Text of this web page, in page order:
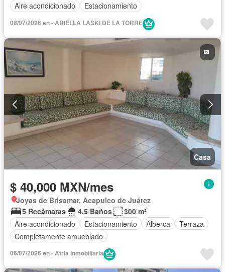
Aire acondicionado
Estacionamiento
08/07/2026 en - ARIELLA LASKI DE LA TORRE
Casa
$ 40,000 MXN/mes
Joyas de Brisamar, Acapulco de Juárez
5 Recámaras
4.5 Baños
300 m²
Aire acondicionado
Estacionamiento Alberca
Terraza
Completamente amueblado
06/07/2026 en - Atria Inmobiliaria